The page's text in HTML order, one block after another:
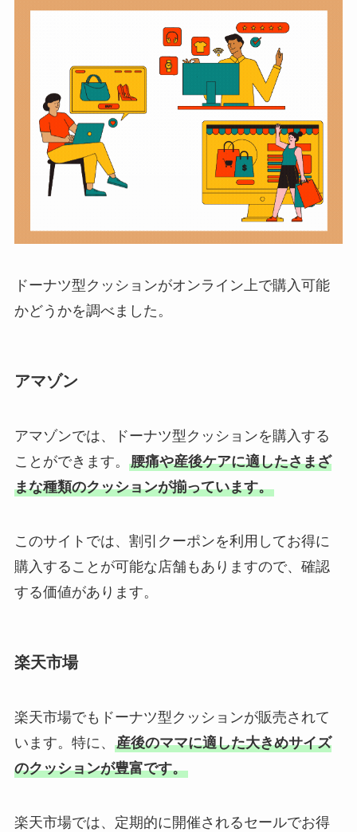
ドーナツ型クッションがオンライン上で購入可能
かどうかを調べました。
アマゾン
アマゾンでは、ドーナツ型クッションを購入する
ことができます。 腰痛や産後ケアに適したさまざ
まな種類のクッションが揃っています。
このサイトでは、割引クーポンを利用してお得に
購入することが可能な店舗もありますので、確認
する価値があります。
楽天市場
楽天市場でもドーナツ型クッションが販売されて
います。特に、 産後のママに適した大きめサイズ
のクッションが豊富です。
楽天市場では、定期的に開催されるセールでお得